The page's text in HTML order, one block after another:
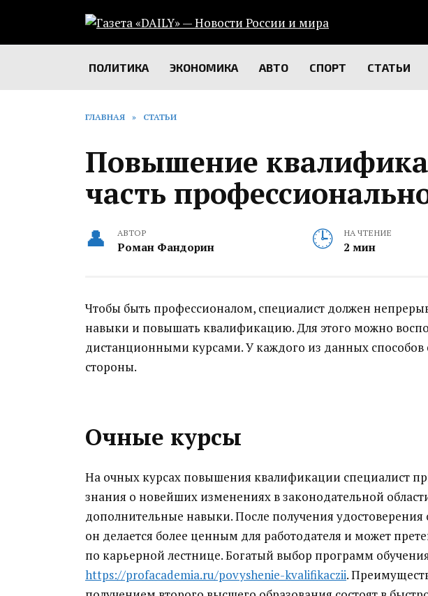
содержанию
ПОЛИТИКА ЭКОНОМИКА АВТО СПОРТ СТАТЬИ
ГЛАВНАЯ » СТАТЬИ
Повышение
часть
АВТОР
Роман Фандорин
НА ЧТЕНИЕ
2 мин
Чтобы быть профессионалом, специалист должен
навыки и повышать квалификацию. Для этого можно
дистанционными курсами. У каждого из данных способов
стороны.
Очные курсы
На очных курсах повышения квалификации специалист
знания о новейших изменениях в законодательной
дополнительные навыки. После получения удостоверения
он делается более ценным для работодателя и может
по карьерной лестнице. Богатый выбор программ
https://profacademia.ru/povyshenie-kvalifikaczii.